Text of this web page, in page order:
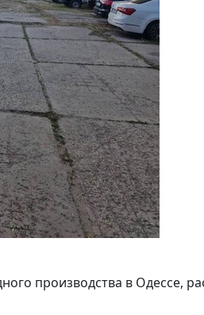
производства в Одессе,